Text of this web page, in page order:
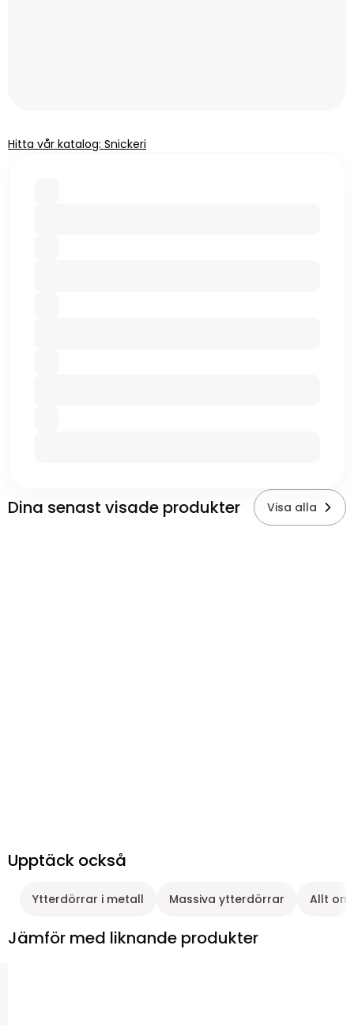
Hitta vår katalog: Snickeri
Dina senast visade produkter Visa alla
Upptäck också
Ytterdörrar i metall Massiva ytterdörrar Allt om
Jämför med liknande produkter